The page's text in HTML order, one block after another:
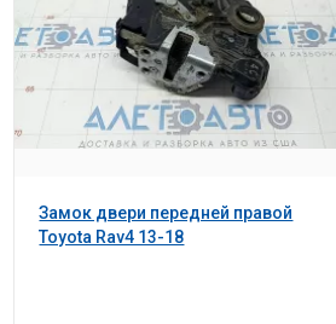
Замок двери передней правой
Toyota Rav4 13-18